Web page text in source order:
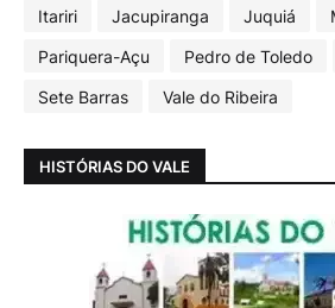
Itariri
Jacupiranga Juquiá
Pariquera-Açu
Pedro de Toledo
Sete Barras
Vale do Ribeira
HISTÓRIAS DO VALE